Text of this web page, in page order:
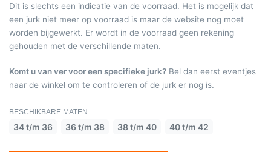
Dit is slechts een indicatie van de voorraad. Het is mogelijk dat
een jurk niet meer op voorraad is maar de website nog moet
worden bijgewerkt. Er wordt in de voorraad geen rekening
gehouden met de verschillende maten.
Komt u van ver voor een specifieke jurk? Bel dan eerst eventjes
naar de winkel om te controleren of de jurk er nog is.
BESCHIKBARE MATEN
34 t/m 36 36 t/m 38 38 t/m 40 40 t/m 42